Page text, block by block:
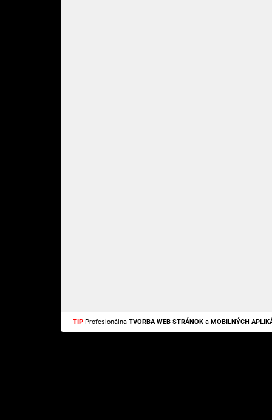
TIP Profesionálna TVORBA WEB STRÁNOK a MOBILNÝCH